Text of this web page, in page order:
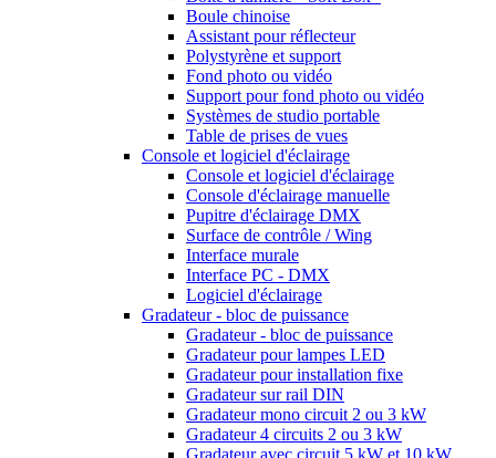
Boule chinoise
Assistant pour réflecteur
Polystyrène et support
Fond photo ou vidéo
Support pour fond photo ou vidéo
Systèmes de studio portable
Table de prises de vues
Console et logiciel d'éclairage
Console et logiciel d'éclairage
Console d'éclairage manuelle
Pupitre d'éclairage DMX
Surface de contrôle / Wing
Interface murale
Interface PC - DMX
Logiciel d'éclairage
Gradateur - bloc de puissance
Gradateur - bloc de puissance
Gradateur pour lampes LED
Gradateur pour installation fixe
Gradateur sur rail DIN
Gradateur mono circuit 2 ou 3 kW
Gradateur 4 circuits 2 ou 3 kW
Gradateur avec circuit 5 kW et 10 kW